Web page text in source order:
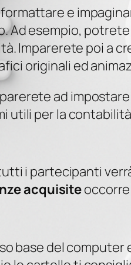
e
Ad esempio,
Imparerete poi a
originali ed
ad
utili per la
i partecipanti
acquisite
base del